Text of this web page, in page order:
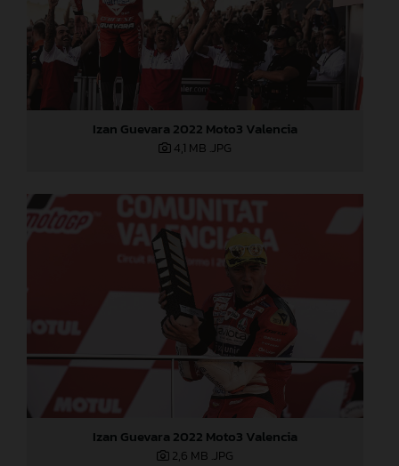
Izan Guevara 2022 Moto3 Valencia
4,1 MB .JPG
Izan Guevara 2022 Moto3 Valencia
2,6 MB .JPG